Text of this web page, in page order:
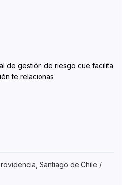
de gestión de riesgo que facilita
te relacionas
Santiago de Chile /